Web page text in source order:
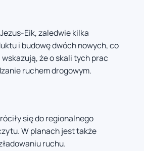
Eik, zaledwie kilka
i budowę dwóch nowych, co
wskazują, że o skali tych prac
ruchem drogowym.
się do regionalnego
W planach jest także
ruchu.